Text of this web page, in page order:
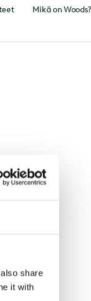
share
it with
Mikä on Woods?